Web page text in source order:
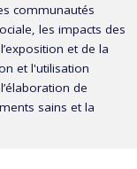
communautés
les impacts des
et de la
et l'utilisation
de
sains et la